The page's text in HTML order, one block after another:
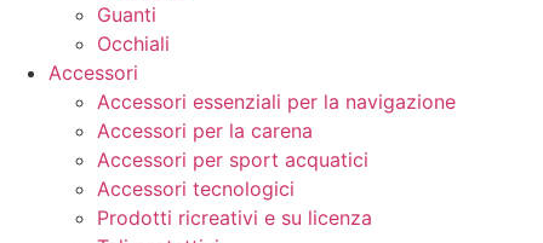
Guanti
Occhiali
Accessori
Accessori essenziali per la navigazione
Accessori per la carena
Accessori per sport acquatici
Accessori tecnologici
Prodotti ricreativi e su licenza